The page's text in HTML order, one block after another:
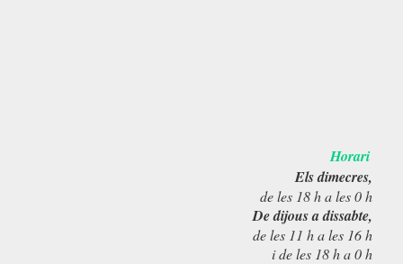
Horari
Els dimecres,
de les 18 h a les 0 h
De dijous a dissabte,
de les 11 h a les 16 h
i de les 18 h a 0 h